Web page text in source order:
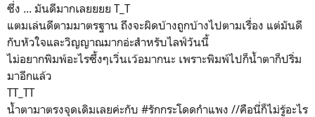
ซึ่ง ... มันดีมากเลยยยย T_T
แตมเล่นดีตามมาตรฐาน ถึงจะผิดบ้างถูกบ้างไปตามเรื่อง แต่มันดี
กับหัวใจและวิญญาณมากอ่ะสำหรับไลฟ์วันนี้
ไม่อยากพิมพ์อะไรซึ้งๆเวิ่นเว้อมากนะ เพราะพิมพ์ไปก็น้ำตาก็ปริ่ม
มาอีกแล้ว
TT_TT
น้ำตามาตรงจุดเดิมเลยค่ะกับ #รักกระโดดกำแพง //คือนี่ก็ไม่รู้อะไร